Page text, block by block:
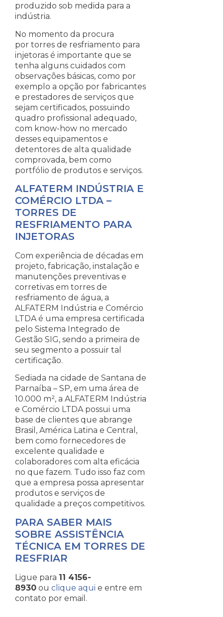
produzido sob medida para a
indústria.
No momento da procura
por torres de resfriamento para
injetoras é importante que se
tenha alguns cuidados com
observações básicas, como por
exemplo a opção por fabricantes
e prestadores de serviços que
sejam certificados, possuindo
quadro profissional adequado,
com know-how no mercado
desses equipamentos e
detentores de alta qualidade
comprovada, bem como
portfólio de produtos e serviços.
ALFATERM INDÚSTRIA E
COMÉRCIO LTDA –
TORRES DE
RESFRIAMENTO PARA
INJETORAS
Com experiência de décadas em
projeto, fabricação, instalação e
manutenções preventivas e
corretivas em torres de
resfriamento de água, a
ALFATERM Indústria e Comércio
LTDA é uma empresa certificada
pelo Sistema Integrado de
Gestão SIG, sendo a primeira de
seu segmento a possuir tal
certificação.
Sediada na cidade de Santana de
Parnaíba – SP, em uma área de
10.000 m², a ALFATERM Indústria
e Comércio LTDA possui uma
base de clientes que abrange
Brasil, América Latina e Central,
bem como fornecedores de
excelente qualidade e
colaboradores com alta eficácia
no que fazem. Tudo isso faz com
que a empresa possa apresentar
produtos e serviços de
qualidade a preços competitivos.
PARA SABER MAIS
SOBRE ASSISTÊNCIA
TÉCNICA EM TORRES DE
RESFRIAR
Ligue para 11 4156-
8930 ou clique aqui e entre em
contato por email.